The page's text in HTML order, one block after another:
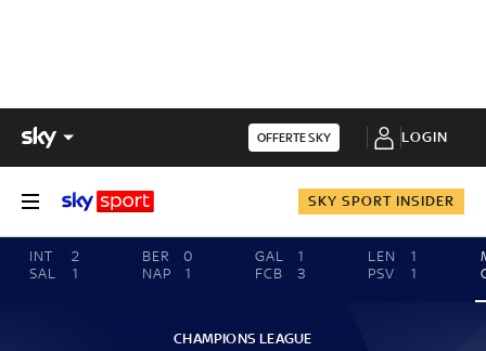
OFFERTE SKY LOGIN
SKY SPORT INSIDER
INT
2
SAL
1
BER
0
NAP
1
GAL
1
FCB
3
LEN
1
PSV
1
CHAMPIONS LEAGUE